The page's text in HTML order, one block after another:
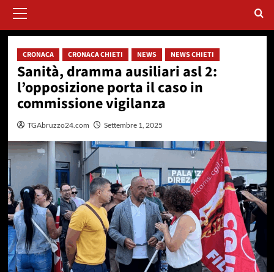
principale
CRONACA CRONACA CHIETI NEWS NEWS CHIETI
Sanità, dramma ausiliari asl 2:
l’opposizione porta il caso in
commissione vigilanza
TGAbruzzo24.com Settembre 1, 2025